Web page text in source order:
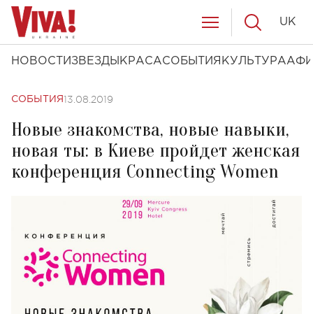
НОВОСТИ ЗВЕЗДЫ КРАСАСОБЫТИЯ КУЛЬТУРА
UK
СОБЫТИЯ 13.08.2019
Новые знакомства, новые навыки,
новая ты: в Киеве пройдет женская
конференция Connecting Women